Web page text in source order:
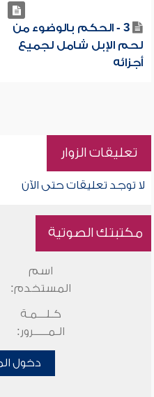
3 - الحكم بالوضوء من
لحم الإبل شامل لجميع
أجزائه
تعليقات الزوار
لا توجد تعليقات حتى الآن
مكتبتك الصوتية
اسم
المستخدم:
كـلـــمـة
الـمـــــرور:
دخول